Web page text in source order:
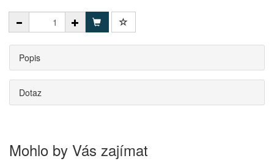
Popis
Dotaz
Mohlo by Vás zajímat